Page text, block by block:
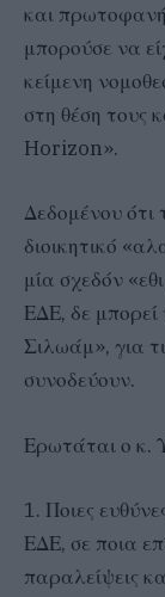
και
μπορούσε να
κείμενη
στη θέση τους
Horizon».
Δεδομένου ότι
διοικητικό
μία σχεδόν
ΕΔΕ, δε
Σιλωάμ», για
συνοδεύουν.
Ερωτάται ο κ.
1. Ποιες
ΕΔΕ, σε ποια
παραλείψεις